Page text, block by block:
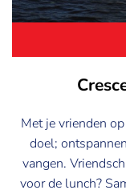
Met je vrienden
doel;
vangen.
voor de lunch?